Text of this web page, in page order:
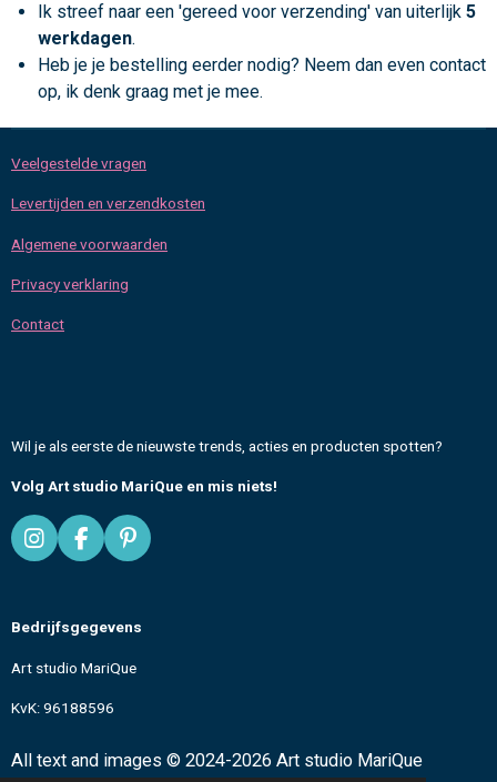
Ik streef naar een 'gereed voor verzending' van uiterlijk 5
werkdagen.
Heb je je bestelling eerder nodig? Neem dan even contact
op, ik denk graag met je mee.
Veelgestelde vragen
Levertijden en verzendkosten
Algemene voorwaarden
Privacy verklaring
Contact
Wil je als eerste de nieuwste trends, acties en producten spotten?
Volg Art studio MariQue en mis niets!
I
n
a
r
m
F
a
b
o
P
i
e
e
Bedrijfsgegevens
Art studio MariQue
KvK: 96188596
All text and images © 2024-2026 Art studio MariQue